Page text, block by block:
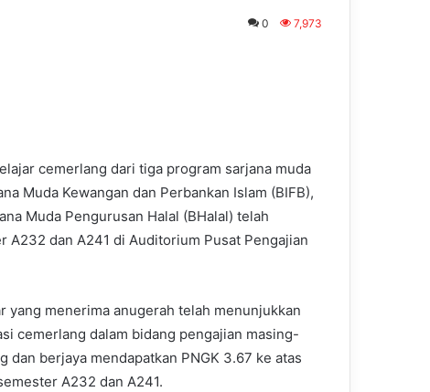
0 7,973
cemerlang dari tiga program sarjana muda
Muda Kewangan dan Perbankan Islam (BIFB),
Muda Pengurusan Halal (BHalal) telah
A232 dan A241 di Auditorium Pusat Pengajian
yang menerima anugerah telah menunjukkan
cemerlang dalam bidang pengajian masing-
dan berjaya mendapatkan PNGK 3.67 ke atas
A232 dan A241.